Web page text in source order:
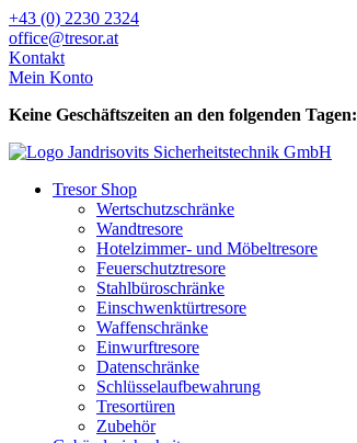
Zum
Inhalt
wechseln
+43 (0) 2230 2324
office@tresor.at
Kontakt
Mein Konto
Keine Geschäftszeiten an den folgenden Tagen:
Tresor Shop
Wertschutzschränke
Wandtresore
Hotelzimmer- und Möbeltresore
Feuerschutztresore
Stahlbüroschränke
Einschwenktürtresore
Waffenschränke
Einwurftresore
Datenschränke
Schlüsselaufbewahrung
Tresortüren
Zubehör